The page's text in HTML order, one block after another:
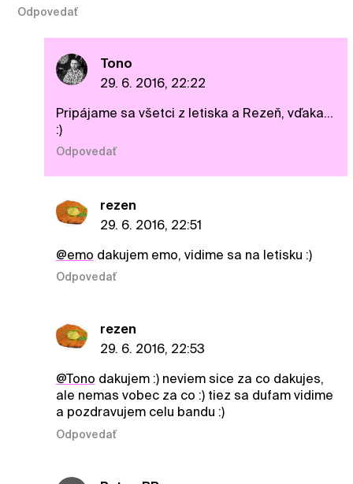
Odpovedať
Tono
29. 6. 2016, 22:22
Pripájame sa všetci z letiska a Rezeň, vďaka...
:)
Odpovedať
rezen
29. 6. 2016, 22:51
@emo dakujem emo, vidime sa na letisku :)
Odpovedať
rezen
29. 6. 2016, 22:53
@Tono dakujem :) neviem sice za co dakujes,
ale nemas vobec za co :) tiez sa dufam vidime
a pozdravujem celu bandu :)
Odpovedať